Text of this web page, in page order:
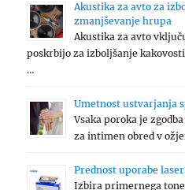
Akustika za avto za
zmanjševanje hrupa
Akustika za avto
poskrbijo za izboljšanje
…
Umetnost ustvarjanja
Vsaka poroka je
za intimen obred v
Prednost uporabe
Izbira primernega